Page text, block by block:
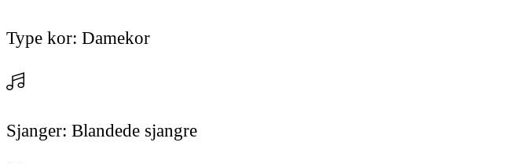
Type kor: Damekor
Sjanger: Blandede sjangre